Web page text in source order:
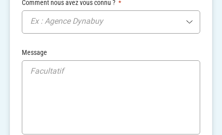
Comment nous avez vous connu ? *
Ex : Agence Dynabuy
Message